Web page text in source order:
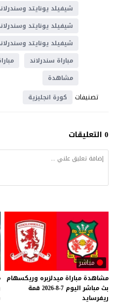
شيفيلد يونايتد
شيفيلد يونايتد
شيفيلد يونايتد
مباراة سندرلاند
مشاهدة
تصنيفات كورة انجليزية
0 التعليقات
مباشر
مشاهدة مباراة ميدلزبره وريكسهام
بث مباشر اليوم 7-8-2026
قمة
ريفرسايد